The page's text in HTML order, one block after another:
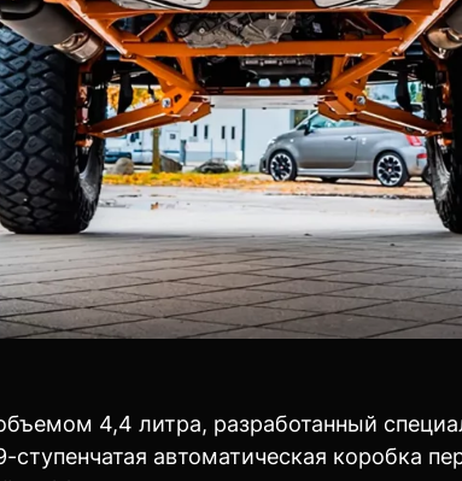
4,4 литра, разработанный
автоматическая коробка